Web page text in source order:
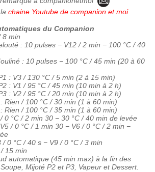
chaine Youtube de companion et moi
du Companion
8 min
: 10 pulses − V12 / 2 min − 100 °C / 40
: 10 pulses − 100 °C / 45 min (20 à 60
: V3 / 130 °C / 5 min (2 à 15 min)
: V1 / 95 °C / 45 min (10 min à 2 h)
: V2 / 95 °C / 20 min (10 min à 2 h)
Rien / 100 °C / 30 min (1 à 60 min)
Rien / 100 °C / 35 min (1 à 60 min)
0 °C / 2 min 30 − 30 °C / 40 min de levée
/ 0 °C / 1 min 30 − V6 / 0 °C / 2 min −
0 °C / 40 s − V9 / 0 °C / 3 min
15 min
automatique (45 min max) à la fin des
Mijoté P2 et P3, Vapeur et Dessert.